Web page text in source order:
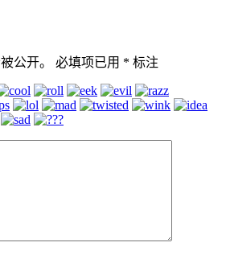
公开。 必填项已用 * 标注